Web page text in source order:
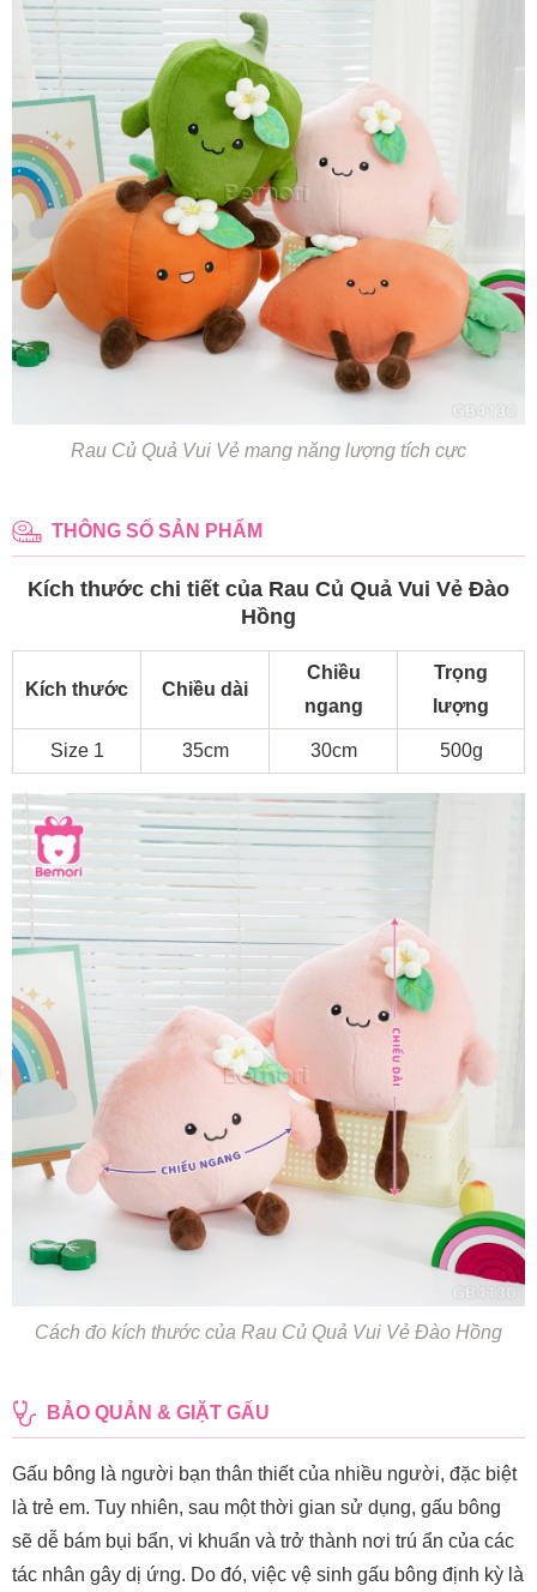
Rau Củ Quả Vui Vẻ mang năng lượng tích cực
THÔNG SỐ SẢN PHẨM
Kích thước chi tiết của Rau Củ Quả Vui Vẻ Đào
Hồng
Kích thước Chiều dài
Chiều
ngang
Trọng
lượng
Size 1 35cm 30cm 500g
Cách đo kích thước của Rau Củ Quả Vui Vẻ Đào Hồng
BẢO QUẢN & GIẶT GẤU
Gấu bông là người bạn thân thiết của nhiều người, đặc biệt
là trẻ em. Tuy nhiên, sau một thời gian sử dụng, gấu bông
sẽ dễ bám bụi bẩn, vi khuẩn và trở thành nơi trú ẩn của các
tác nhân gây dị ứng. Do đó, việc vệ sinh gấu bông định kỳ là